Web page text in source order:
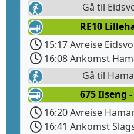
Gå til
RE10
15:17 Avreise
16:08 Ankomst
Gå til
675 Ilseng -
16:20 Avreise
16:41 Ankomst